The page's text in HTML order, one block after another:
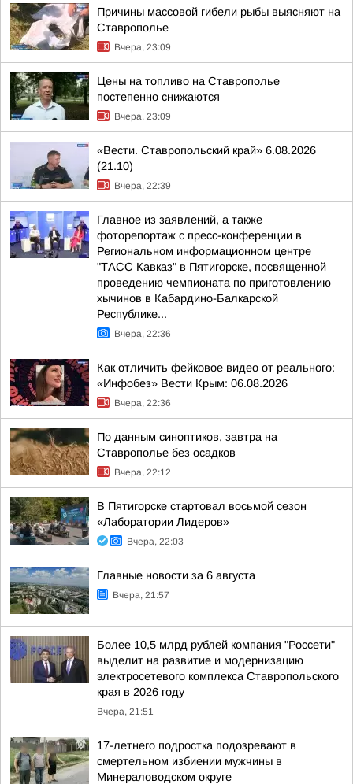
Причины массовой гибели рыбы выясняют на
Ставрополье
Вчера, 23:09
Цены на топливо на Ставрополье
постепенно снижаются
Вчера, 23:09
«Вести. Ставропольский край» 6.08.2026
(21.10)
Вчера, 22:39
Главное из заявлений, а также
фоторепортаж с пресс-конференции в
Региональном информационном центре
"ТАСС Кавказ" в Пятигорске, посвященной
проведению чемпионата по приготовлению
хычинов в Кабардино-Балкарской
Республике...
Вчера, 22:36
Как отличить фейковое видео от реального:
«Инфобез» Вести Крым: 06.08.2026
Вчера, 22:36
По данным синоптиков, завтра на
Ставрополье без осадков
Вчера, 22:12
В Пятигорске стартовал восьмой сезон
«Лаборатории Лидеров»
Вчера, 22:03
Главные новости за 6 августа
Вчера, 21:57
Более 10,5 млрд рублей компания "Россети"
выделит на развитие и модернизацию
электросетевого комплекса Ставропольского
края в 2026 году
Вчера, 21:51
17-летнего подростка подозревают в
смертельном избиении мужчины в
Минераловодском округе